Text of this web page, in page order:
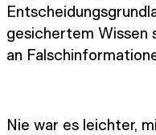
gesichertem Wissen
an
Nie war es leichter,